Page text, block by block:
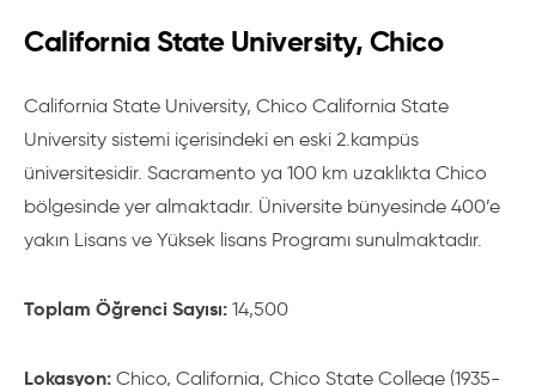
California State University, Chico
California State University, Chico California State
University sistemi içerisindeki en eski 2.kampüs
üniversitesidir. Sacramento ya 100 km uzaklıkta Chico
bölgesinde yer almaktadır. Üniversite bünyesinde 400’e
yakın Lisans ve Yüksek lisans Programı sunulmaktadır.
Toplam Öğrenci Sayısı: 14,500
Lokasyon: Chico, California, Chico State College (1935-